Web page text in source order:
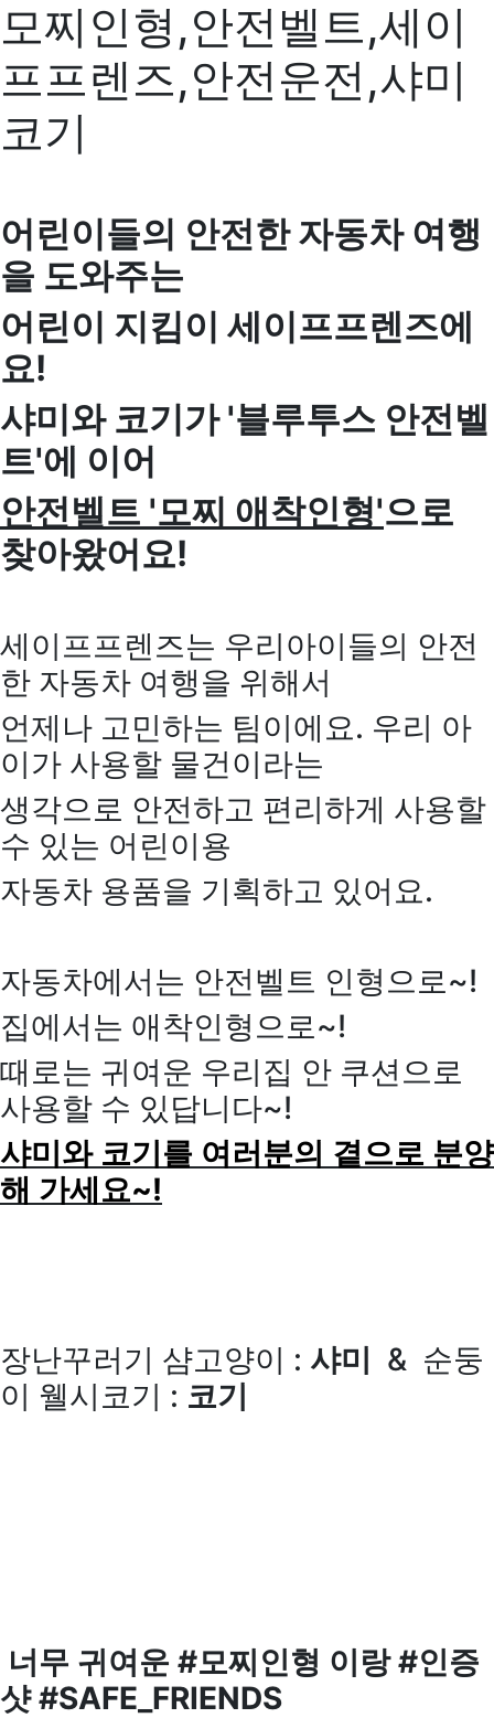
모찌인형,안전벨트,세이
프프렌즈,안전운전,샤미
코기
어린이들의 안전한 자동차 여행
을 도와주는
어린이 지킴이 세이프프렌즈에
요!
샤미와 코기가 '블루투스 안전벨
트'에 이어
안전벨트 '모찌 애착인형'으로
찾아왔어요!
세이프프렌즈는 우리아이들의 안전
한 자동차 여행을 위해서
언제나 고민하는 팀이에요. 우리 아
이가 사용할 물건이라는
생각으로 안전하고 편리하게 사용할
수 있는 어린이용
자동차 용품을 기획하고 있어요.
자동차에서는 안전벨트 인형으로~!
집에서는 애착인형으로~!
때로는 귀여운 우리집 안 쿠션으로
사용할 수 있답니다~!
샤미와 코기를 여러분의 곁으로 분양
해 가세요~!
장난꾸러기 샴고양이 : 샤미 & 순둥
이 웰시코기 : 코기
너무 귀여운 #모찌인형 이랑 #인증
샷 #SAFE_FRIENDS